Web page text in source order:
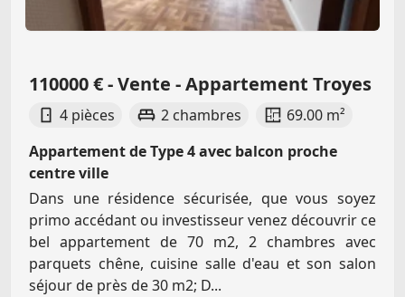
110000 € - Vente - Appartement Troyes
4 pièces 2 chambres
69.00 m²
Appartement de Type 4 avec balcon proche
centre ville
Dans une résidence sécurisée, que vous soyez
primo accédant ou investisseur venez découvrir ce
bel appartement de 70 m2, 2 chambres avec
parquets chêne, cuisine salle d'eau et son salon
séjour de près de 30 m2; D...